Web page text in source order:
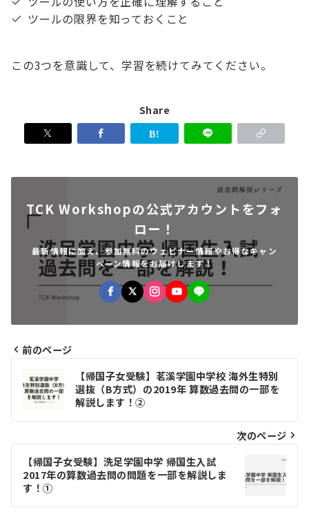
ツールの限界を知っておくこと
この3つを意識して、学習を続けてみてください。
Share
TCK Workshopの公式アカウントをフォ
ロー！
最新情報に加え、参加無料のウェビナー情報やお得なキャン
ペーン情報をお届けします！
稿
ナ
ビ
ー
シ
前のページ
【帰国子女受験】茗溪学園中学校 海外生特別
選抜（B方式）の2019年 算数過去問の一部を
解説します！②
次のページ
【帰国子女受験】洗足学園中学 帰国生入試
2017年の算数過去問の問題を一部を解説しま
す！①